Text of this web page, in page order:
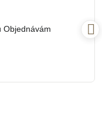
Objednávám